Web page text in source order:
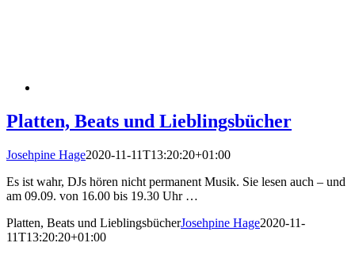
Platten, Beats und Lieblingsbücher
Josehpine Hage2020-11-11T13:20:20+01:00
Es ist wahr, DJs hören nicht permanent Musik. Sie lesen auch – und
am 09.09. von 16.00 bis 19.30 Uhr …
Platten, Beats und LieblingsbücherJosehpine Hage2020-11-
11T13:20:20+01:00